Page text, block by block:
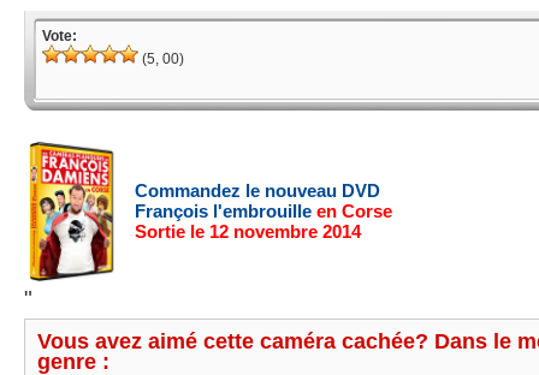
Vote:
(5, 00)
Commandez le nouveau DVD
François l'embrouille en Corse
Sortie le 12 novembre 2014
"
Vous avez aimé cette caméra cachée? Dans le
genre :